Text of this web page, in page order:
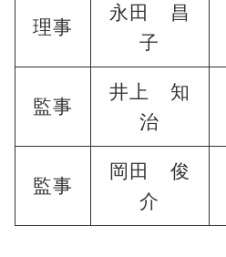
理事
永田 昌
子
監事
井上 知
治
監事
岡田 俊
介